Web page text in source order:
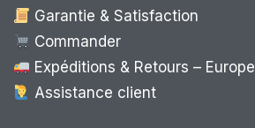
Garantie & Satisfaction
Commander
Expéditions & Retours – Europe
Assistance client